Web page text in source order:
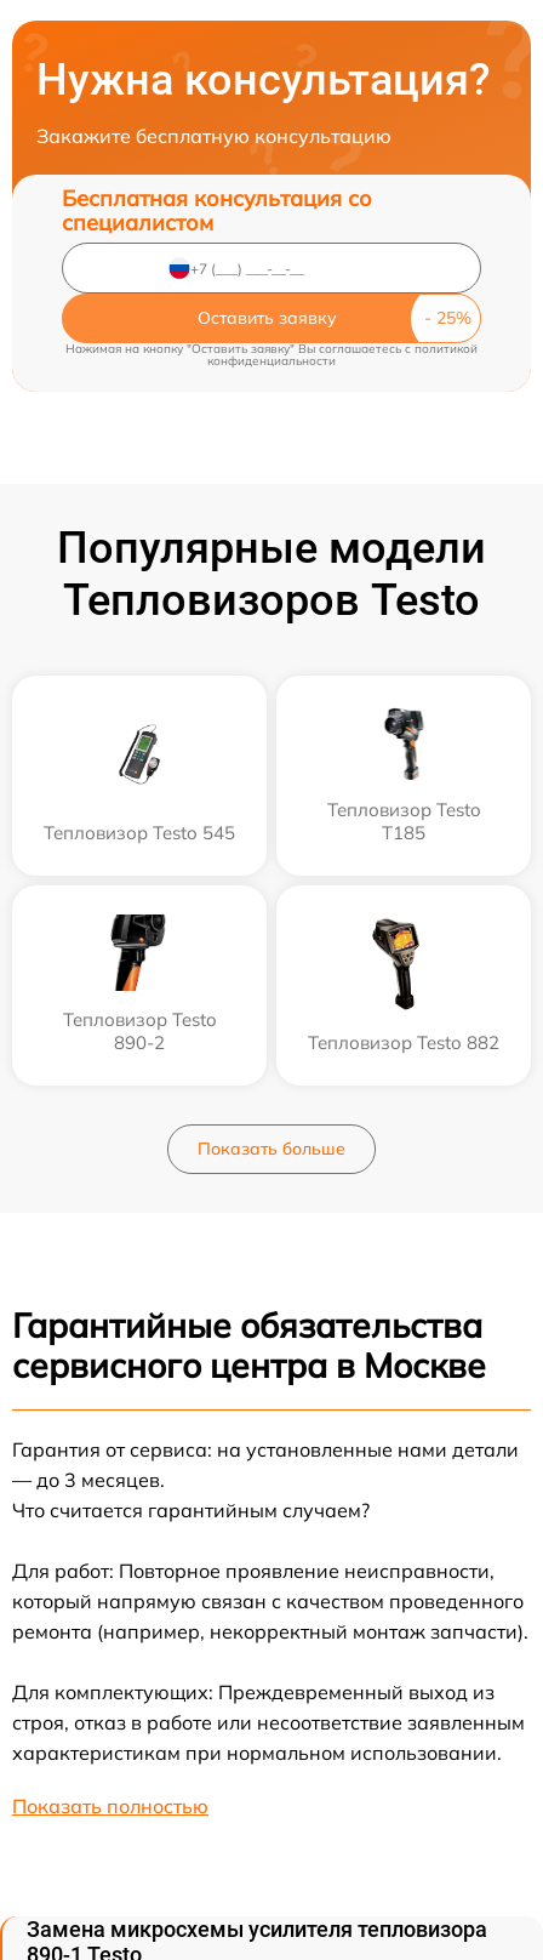
Нужна консультация?
Закажите бесплатную консультацию
Бесплатная консультация со
специалистом
Оставить заявку
Нажимая на кнопку "Оставить заявку" Вы соглашаетесь cполитикой
конфиденциальности
Популярные модели
Тепловизоров Testo
Тепловизор Testo 545
Тепловизор Testo
T185
Тепловизор Testo
890-2
Тепловизор Testo 882
Показать больше
Гарантийные обязательства
сервисного центра в Москве
Гарантия от сервиса: на установленные нами детали
— до 3 месяцев.
Что считается гарантийным случаем?
Для работ: Повторное проявление неисправности,
который напрямую связан с качеством проведенного
ремонта (например, некорректный монтаж запчасти).
Для комплектующих: Преждевременный выход из
строя, отказ в работе или несоответствие заявленным
характеристикам при нормальном использовании.
Показать полностью
Замена микросхемы усилителя тепловизора
890-1 Testo